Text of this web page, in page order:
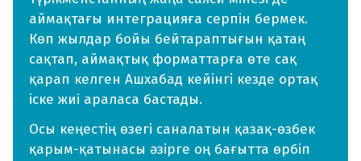
аймақтағы интеграцияға серпін бермек.
Көп жылдар бойы бейтараптығын қатаң
сақтап, аймақтық форматтарға өте сақ
қарап келген Ашхабад кейінгі кезде ортақ
іске жиі араласа бастады.
Осы кеңестің өзегі саналатын қазақ-өзбек
қарым-қатынасы әзірге оң бағытта өрбіп